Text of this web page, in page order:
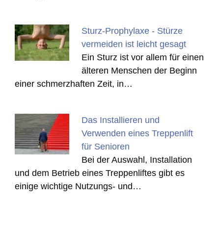
Sturz-Prophylaxe - Stürze
vermeiden ist leicht gesagt
Ein Sturz ist vor allem für einen
älteren Menschen der Beginn
einer schmerzhaften Zeit, in…
Das Installieren und
Verwenden eines Treppenlift
für Senioren
Bei der Auswahl, Installation
und dem Betrieb eines Treppenliftes gibt es
einige wichtige Nutzungs- und…